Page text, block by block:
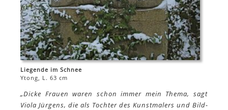
Liegende im Schnee
Ytong, L. 63 cm
„Di­cke Frau­en wa­ren schon im­mer mein The­ma, sagt
Vio­la Jür­gens, die als Toch­ter des Kunst­ma­lers und Bild­